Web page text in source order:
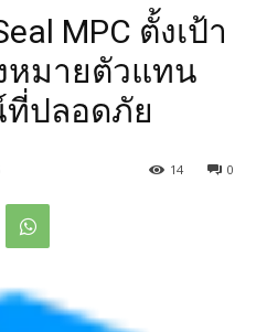
MPC ตั้งเป้า
หมายตัวแทน
ปลอดภัย
0
14